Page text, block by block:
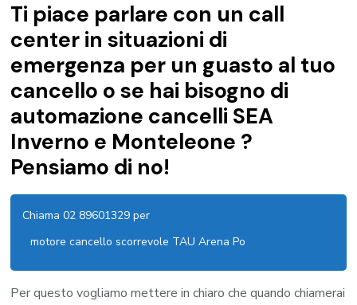
Ti piace parlare con un call
center in situazioni di
emergenza per un guasto al tuo
cancello o se hai bisogno di
automazione cancelli SEA
Inverno e Monteleone ?
Pensiamo di no!
Chiama 02 89601329 per
motore cancello scorrevole TAU Arena Po
Per questo vogliamo mettere in chiaro che quando chiamerai